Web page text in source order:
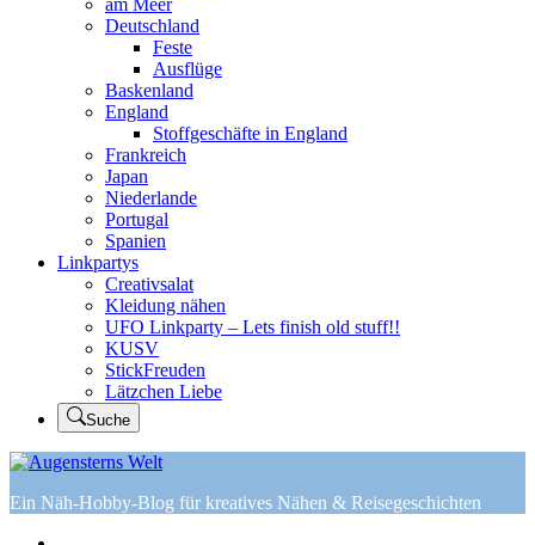
Deutschland
Feste
Ausflüge
Baskenland
England
Stoffgeschäfte in England
Frankreich
Japan
Niederlande
Portugal
Spanien
Linkpartys
Creativsalat
Kleidung nähen
UFO Linkparty – Lets finish old stuff!!
KUSV
StickFreuden
Lätzchen Liebe
Suche
Ein Näh-Hobby-Blog für kreatives Nähen & Reisegeschichten